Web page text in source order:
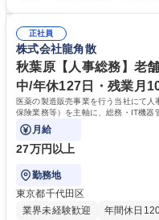
添ってサービス提供できることが魅力 募集職種 【リモート/カ
クセス】平日夕方以降を中心に
境に貢献したい■改善提案や改
【英語（語学力）】■翻訳ツー
ことに抵抗がない方■英語は話
せますと、よりチャンスが広が
学歴・資格 学歴：大学院 大学
正社員
株式会社龍角散
秋葉原【人事総務】老
中/年休127日・残業月
医薬の製造販売事業を行う当社にて
保険業務等）を主軸に、総務・IT機器
る業務です。
月給
27万円以上
勤務地
東京都千代田区
業界未経験歓迎
年間休日